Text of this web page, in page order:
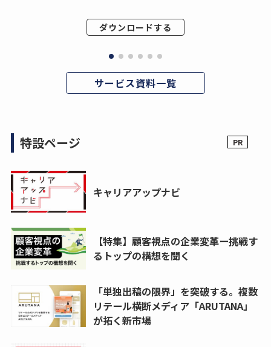
ダウンロードする
サービス資料一覧
特設ページ
キャリアアップナビ
【特集】顧客視点の企業変革ー挑戦す
るトップの構想を聞く
「単独出稿の限界」を突破する。複数
リテール横断メディア「ARUTANA」
が拓く新市場